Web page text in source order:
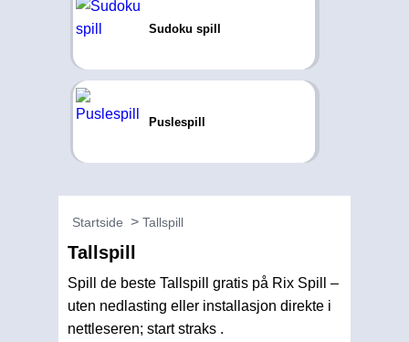
Sudoku spill
Puslespill
Startside Tallspill
Tallspill
Spill de beste Tallspill gratis på Rix Spill –
uten nedlasting eller installasjon direkte i
nettleseren; start straks .